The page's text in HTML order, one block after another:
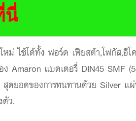
นี่
ม่ ใช้ได้ทั้ง ฟอร์ด เฟียสต้า,โฟกัส,อีโ
Amaron แบตเตอรี่ DIN45 SMF
สุดยอดของการทนทานด้วย Silver แ
ว.